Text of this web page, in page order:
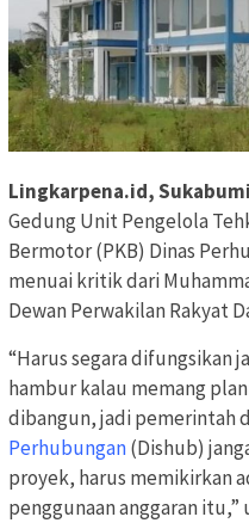
Lingkarpena.id, Sukabumi
Gedung Unit Pengelola
Bermotor (PKB) Dinas
menuai kritik dari
Dewan Perwakilan Rakyat
“Harus segara difungsikan
hambur kalau memang
dibangun, jadi pemerintah
Perhubungan(Dishub)
proyek, harus memikirkan
penggunaan anggaran